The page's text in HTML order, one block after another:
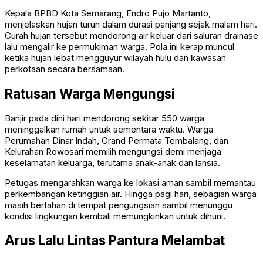
Kepala BPBD Kota Semarang, Endro Pujo Martanto,
menjelaskan hujan turun dalam durasi panjang sejak malam hari.
Curah hujan tersebut mendorong air keluar dari saluran drainase
lalu mengalir ke permukiman warga. Pola ini kerap muncul
ketika hujan lebat mengguyur wilayah hulu dan kawasan
perkotaan secara bersamaan.
Ratusan Warga Mengungsi
Banjir pada dini hari mendorong sekitar 550 warga
meninggalkan rumah untuk sementara waktu. Warga
Perumahan Dinar Indah, Grand Permata Tembalang, dan
Kelurahan Rowosari memilih mengungsi demi menjaga
keselamatan keluarga, terutama anak-anak dan lansia.
Petugas mengarahkan warga ke lokasi aman sambil memantau
perkembangan ketinggian air. Hingga pagi hari, sebagian warga
masih bertahan di tempat pengungsian sambil menunggu
kondisi lingkungan kembali memungkinkan untuk dihuni.
Arus Lalu Lintas Pantura Melambat